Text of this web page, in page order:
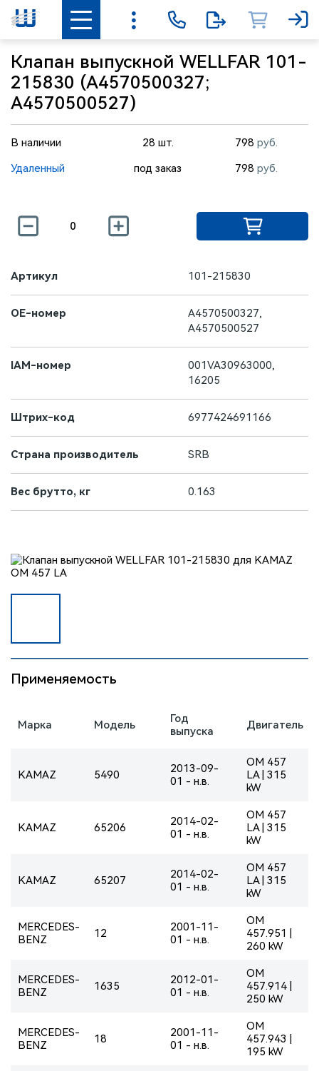
Клапан выпускной WELLFAR 101-
215830 (A4570500327;
A4570500527)
В наличии 28 шт. 798 руб.
Удаленный
под заказ 798 руб.
Артикул 101-215830
OE-номер
A4570500327,
A4570500527
IAM-номер
001VA30963000,
16205
Штрих-код 6977424691166
Страна производитель SRB
Вес брутто, кг 0.163
Применяемость
Марка Модель
Год
выпуска
Двигатель
KAMAZ 5490
2013-09-
01 - н.в.
OM 457
LA | 315
kW
KAMAZ 65206
2014-02-
01 - н.в.
OM 457
LA | 315
kW
KAMAZ 65207
2014-02-
01 - н.в.
OM 457
LA | 315
kW
MERCEDES-
BENZ
12
2001-11-
01 - н.в.
OM
457.951 |
260 kW
MERCEDES-
BENZ
1635
2012-01-
01 - н.в.
OM
457.914 |
250 kW
MERCEDES-
BENZ
18
2001-11-
01 - н.в.
OM
457.943 |
195 kW